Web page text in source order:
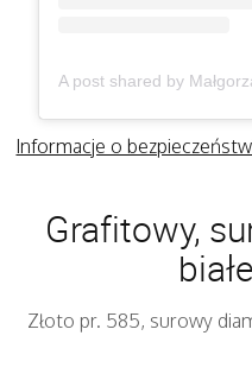
Informacje o
Grafitowy,
Złoto pr. 585, surowy